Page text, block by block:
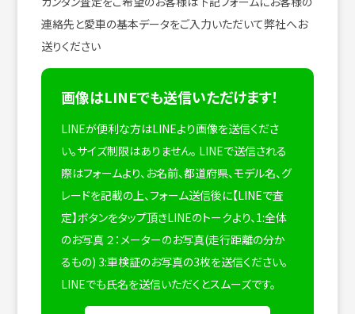
連絡先と愛車の基本データをご入力いただいて弊社へお
送りください
画像はLINEでも送信いただけます！
LINEが便利な方はLINEより画像を送信くださ
い。サイズ制限はありません。 LINEで送信される
際はフォームより、お名前、都道府県、モデル名、グ
レードを記載の上、フォーム送信後に【LINEで査
定】ボタンをタップ頂きLINEのトークより、1:全体
のお写真 ２：メーターのお写真(走行距離の分か
るもの) 3:車検証のお写真の3枚を送信ください。
LINEでも氏名を送信いただくとスムーズです。